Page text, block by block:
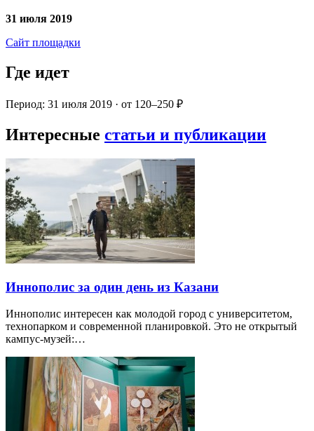
31 июля 2019
Сайт площадки
Где идет
Период: 31 июля 2019 · от 120–250 ₽
Интересные статьи и публикации
Иннополис за один день из Казани
Иннополис интересен как молодой город с университетом,
технопарком и современной планировкой. Это не открытый
кампус-музей:…